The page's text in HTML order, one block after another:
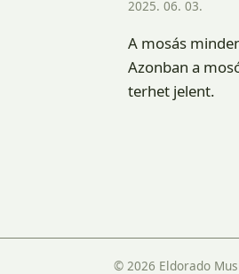
2025. 06. 03.
A mosás
Azonban a
terhet jelent.
© 2026 Eldorado